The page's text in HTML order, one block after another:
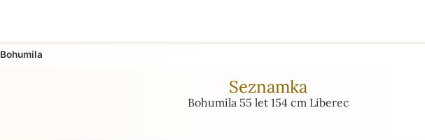
Bohumila
Seznamka
Bohumila 55 let 154 cm Liberec